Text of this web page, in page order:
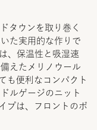
タウンを取り巻く
た実用的な作りで
、保温性と吸湿速
えたメリノウール
も便利なコンパクト
ルゲージのニット
プは、フロントのボ